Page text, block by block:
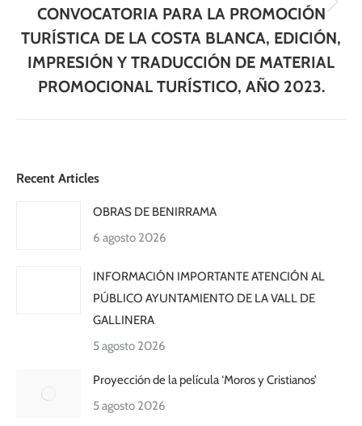
Publicación
siguiente:
CONVOCATORIA PARA LA PROMOCIÓN
TURÍSTICA DE LA COSTA BLANCA, EDICIÓN,
IMPRESIÓN Y TRADUCCIÓN DE MATERIAL
PROMOCIONAL TURÍSTICO, AÑO 2023.
Recent Articles
OBRAS DE BENIRRAMA
6 agosto 2026
INFORMACIÓN IMPORTANTE ATENCIÓN AL
PÚBLICO AYUNTAMIENTO DE LA VALL DE
GALLINERA
5 agosto 2026
Proyección de la película ‘Moros y Cristianos’
5 agosto 2026